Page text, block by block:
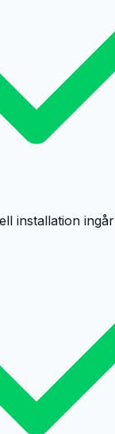
installation ingår